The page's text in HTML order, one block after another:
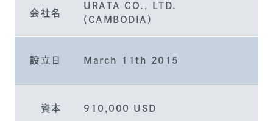
会社名
URATA CO., LTD.
(CAMBODIA)
設立日 March 11th 2015
資本 910,000 USD